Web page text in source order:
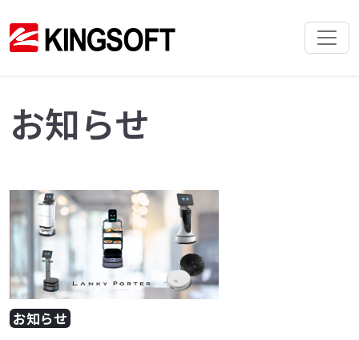
お知らせ
お知らせ